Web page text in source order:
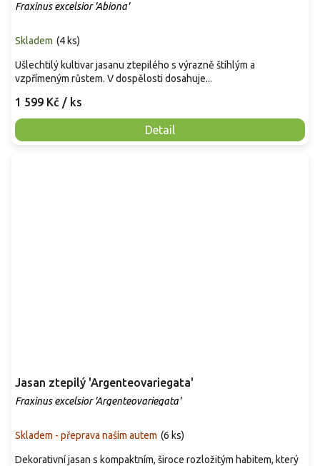
Fraxinus excelsior 'Abiona'
Skladem (4 ks)
1 599 Kč / ks
Detail
Ušlechtilý kultivar jasanu ztepilého s výrazně štíhlým a
vzpřímeným růstem. V dospělosti dosahuje...
Jasan ztepilý 'Argenteovariegata'
Fraxinus excelsior 'Argenteovariegata'
Skladem - přeprava naším autem (6 ks)
Dekorativní jasan s kompaktním, široce rozložitým habitem, který